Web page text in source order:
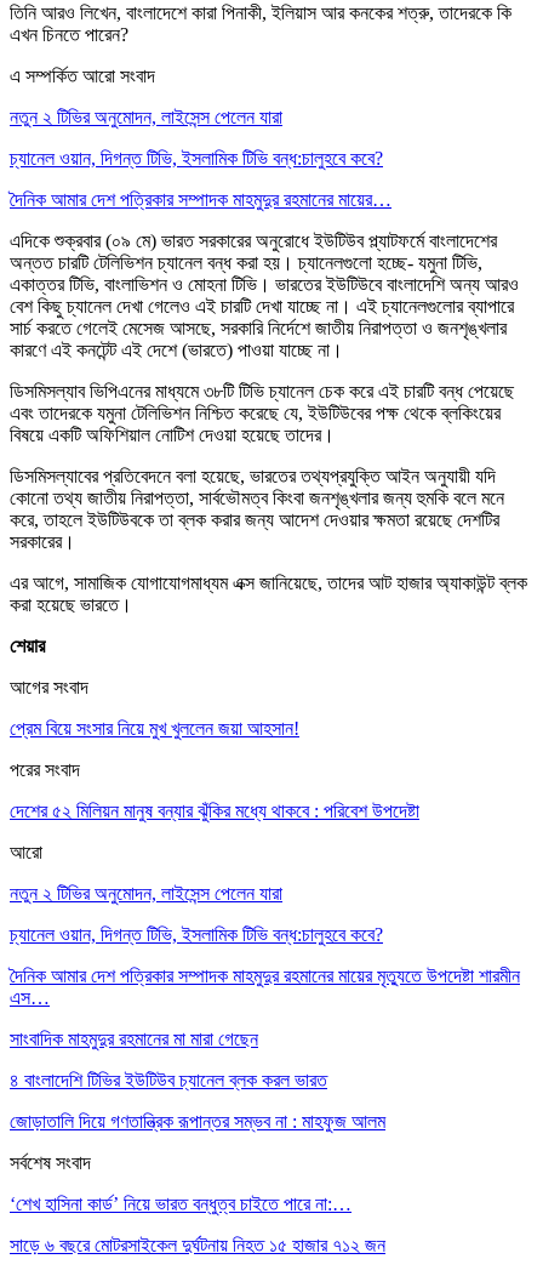
তিনি আরও লিখেন, বাংলাদেশে কারা পিনাকী, ইলিয়াস আর কনকের শত্রু, তাদেরকে কি
এখন চিনতে পারেন?
এ সম্পর্কিত আরো সংবাদ
নতুন ২ টিভির অনুমোদন, লাইসেন্স পেলেন যারা
চ্যানেল ওয়ান, দিগন্ত টিভি, ইসলামিক টিভি বন্ধ:চালুহবে কবে?
দৈনিক আমার দেশ পত্রিকার সম্পাদক মাহমুদুর রহমানের মায়ের…
এদিকে শুক্রবার (০৯ মে) ভারত সরকারের অনুরোধে ইউটিউব প্ল্যাটফর্মে বাংলাদেশের
অন্তত চারটি টেলিভিশন চ্যানেল বন্ধ করা হয়। চ্যানেলগুলো হচ্ছে- যমুনা টিভি,
একাত্তর টিভি, বাংলাভিশন ও মোহনা টিভি। ভারতের ইউটিউবে বাংলাদেশি অন্য আরও
বেশ কিছু চ্যানেল দেখা গেলেও এই চারটি দেখা যাচ্ছে না। এই চ্যানেলগুলোর ব্যাপারে
সার্চ করতে গেলেই মেসেজ আসছে, সরকারি নির্দেশে জাতীয় নিরাপত্তা ও জনশৃঙ্খলার
কারণে এই কনটেন্ট এই দেশে (ভারতে) পাওয়া যাচ্ছে না।
ডিসমিসল্যাব ভিপিএনের মাধ্যমে ৩৮টি টিভি চ্যানেল চেক করে এই চারটি বন্ধ পেয়েছে
এবং তাদেরকে যমুনা টেলিভিশন নিশ্চিত করেছে যে, ইউটিউবের পক্ষ থেকে ব্লকিংয়ের
বিষয়ে একটি অফিশিয়াল নোটিশ দেওয়া হয়েছে তাদের।
ডিসমিসল্যাবের প্রতিবেদনে বলা হয়েছে, ভারতের তথ্যপ্রযুক্তি আইন অনুযায়ী যদি
কোনো তথ্য জাতীয় নিরাপত্তা, সার্বভৌমত্ব কিংবা জনশৃঙ্খলার জন্য হুমকি বলে মনে
করে, তাহলে ইউটিউবকে তা ব্লক করার জন্য আদেশ দেওয়ার ক্ষমতা রয়েছে দেশটির
সরকারের।
এর আগে, সামাজিক যোগাযোগমাধ্যম এক্স জানিয়েছে, তাদের আট হাজার অ্যাকাউন্ট ব্লক
করা হয়েছে ভারতে।
শেয়ার
আগের সংবাদ
প্রেম বিয়ে সংসার নিয়ে মুখ খুললেন জয়া আহসান!
পরের সংবাদ
দেশের ৫২ মিলিয়ন মানুষ বন্যার ঝুঁকির মধ্যে থাকবে : পরিবেশ উপদেষ্টা
আরো
নতুন ২ টিভির অনুমোদন, লাইসেন্স পেলেন যারা
চ্যানেল ওয়ান, দিগন্ত টিভি, ইসলামিক টিভি বন্ধ:চালুহবে কবে?
দৈনিক আমার দেশ পত্রিকার সম্পাদক মাহমুদুর রহমানের মায়ের মৃত্যুতে উপদেষ্টা শারমীন
এস…
সাংবাদিক মাহমুদুর রহমানের মা মারা গেছেন
৪ বাংলাদেশি টিভির ইউটিউব চ্যানেল ব্লক করল ভারত
জোড়াতালি দিয়ে গণতান্ত্রিক রূপান্তর সম্ভব না : মাহফুজ আলম
সর্বশেষ সংবাদ
‘শেখ হাসিনা কার্ড’ নিয়ে ভারত বন্ধুত্ব চাইতে পারে না:…
সাড়ে ৬ বছরে মোটরসাইকেল দুর্ঘটনায় নিহত ১৫ হাজার ৭১২ জন